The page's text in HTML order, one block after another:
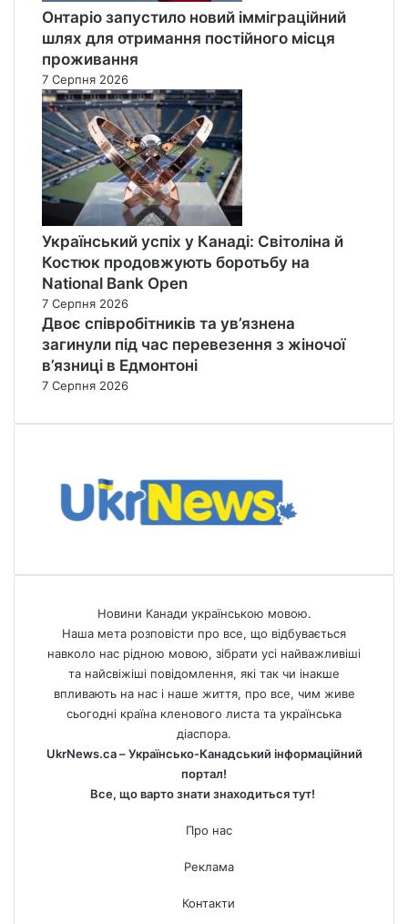
Онтаріо запустило новий імміграційний
шлях для отримання постійного місця
проживання
7 Серпня 2026
Український успіх у Канаді: Світоліна й
Костюк продовжують боротьбу на
National Bank Open
7 Серпня 2026
Двоє співробітників та ув’язнена
загинули під час перевезення з жіночої
в’язниці в Едмонтоні
7 Серпня 2026
Новини Канади українською мовою.
Наша мета розповісти про все, що відбувається
навколо нас рідною мовою, зібрати усі найважливіші
та найсвіжіші повідомлення, які так чи інакше
впливають на нас і наше життя, про все, чим живе
сьогодні країна кленового листа та українська
діаспора.
UkrNews.ca – Українсько-Канадський інформаційний
портал!
Все, що варто знати знаходиться тут!
Про нас
Реклама
Контакти